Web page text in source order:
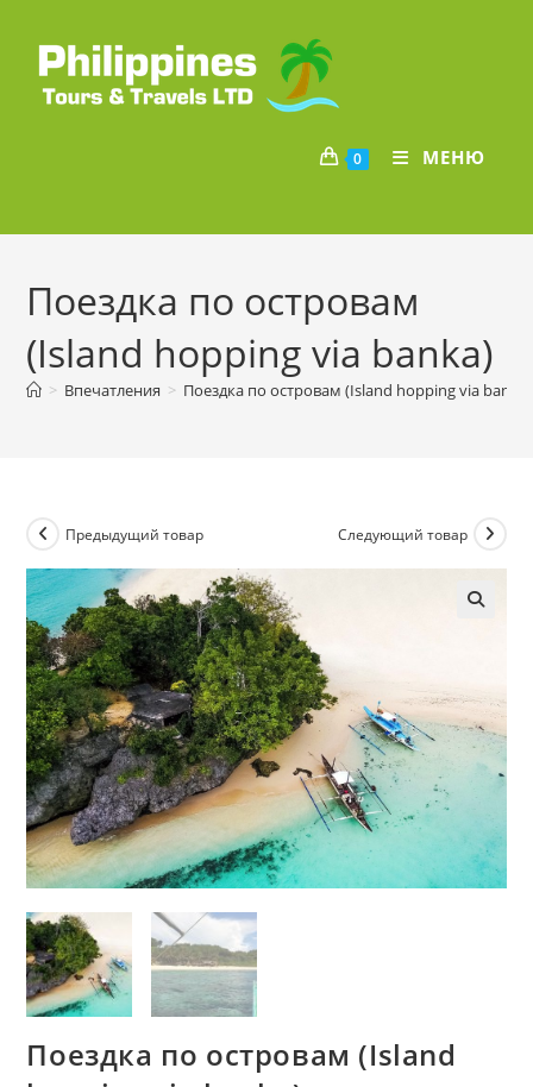
содержимому
0 МЕНЮ
Поездка по островам
(Island hopping via banka)
> Впечатления > Поездка по островам (Island hopping via banka)
Предыдущий товар Следующий товар
Поездка по островам (Island